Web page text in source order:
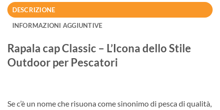
DESCRIZIONE
INFORMAZIONI AGGIUNTIVE
Rapala cap Classic – L’Icona dello Stile
Outdoor per Pescatori
Se c’è un nome che risuona come sinonimo di pesca di qualità,